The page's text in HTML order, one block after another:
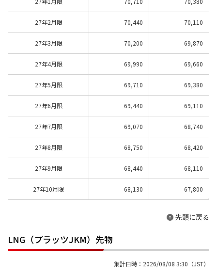
27年2月限 70,440 70,110
27年3月限 70,200 69,870
27年4月限 69,990 69,660
27年5月限 69,710 69,380
27年6月限 69,440 69,110
27年7月限 69,070 68,740
27年8月限 68,750 68,420
27年9月限 68,440 68,110
27年10月限 68,130 67,800
先頭に戻る
LNG（プラッツJKM）先物
集計日時：2026/08/08 3:30（JST）